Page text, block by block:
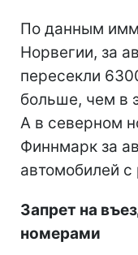
По данным
Норвегии, за
пересекли
больше, чем в
А в северном
Финнмарк за
автомобилей с
Запрет на
номерами